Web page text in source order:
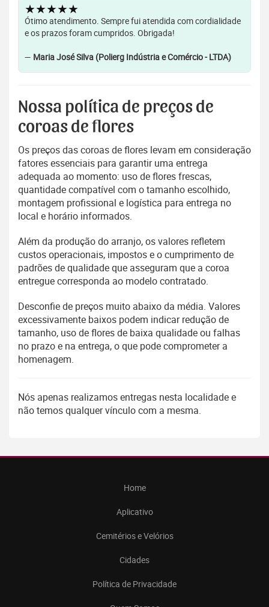
★★★★★
Ótimo atendimento. Sempre fui atendida com cordialidade
e os prazos foram cumpridos. Obrigada!
— Maria José Silva (Polierg Indústria e Comércio - LTDA)
Nossa política de preços de
coroas de flores
Os preços das coroas de flores levam em consideração
fatores essenciais para garantir uma entrega
adequada ao momento: uso de flores frescas,
quantidade compatível com o tamanho escolhido,
montagem profissional e logística para entrega no
local e horário informados.
Além da produção do arranjo, os valores refletem
custos operacionais, impostos e o cumprimento de
padrões de qualidade que asseguram que a coroa
entregue corresponda ao modelo contratado.
Desconfie de preços muito abaixo da média. Valores
excessivamente baixos podem indicar redução de
tamanho, uso de flores de baixa qualidade ou falhas
no prazo e na entrega, o que pode comprometer a
homenagem.
Nós apenas realizamos entregas nesta localidade e
não temos qualquer vínculo com a mesma.
Home
Aplicativo
Cemitérios e Velórios
Cidades
Política de Privacidade